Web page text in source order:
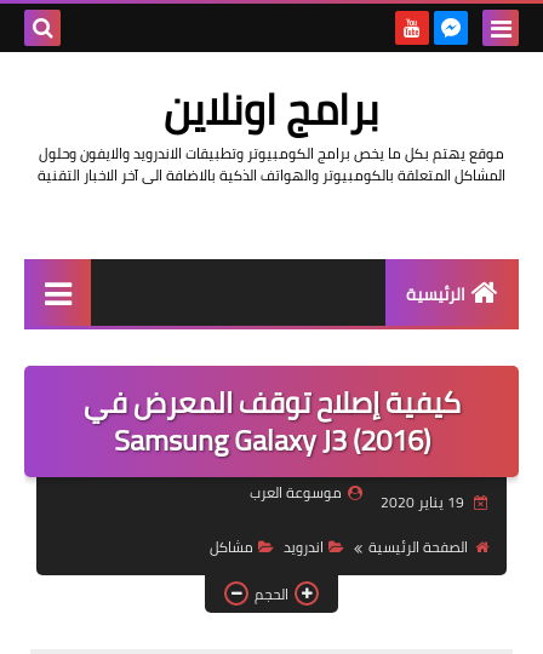
برامج اونلاين
موقع يهتم بكل ما يخص برامج الكومبيوتر وتطبيقات الاندرويد والايفون وحلول
المشاكل المتعلقة بالكومبيوتر والهواتف الذكية بالاضافة الى آخر الاخبار التقنية
الرئيسية
مراجعات
حماية
اندرويد
آيفون
ويندوز
كيفية إصلاح توقف المعرض في
(Samsung Galaxy J3 (2016
موسوعة العرب
الصفحة الرئيسية
اندرويد
مشاكل
الحجم